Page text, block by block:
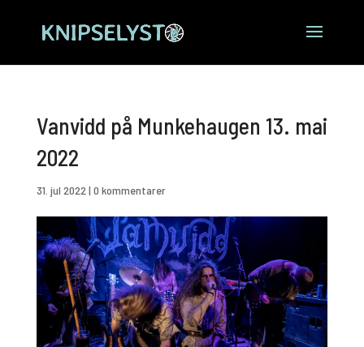
Vanvidd på Munkehaugen 13. mai
2022
31. jul 2022 | 0 kommentarer